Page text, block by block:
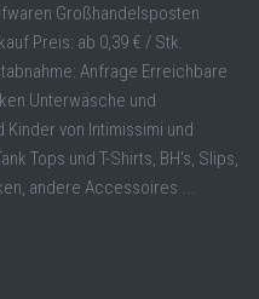
Großhandelsposten
Preis: ab 0,39 € / Stk.
Anfrage Erreichbare
Unterwäsche und
von Intimissimi und
Tops und T-Shirts, BH's, Slips,
andere Accessoires ...